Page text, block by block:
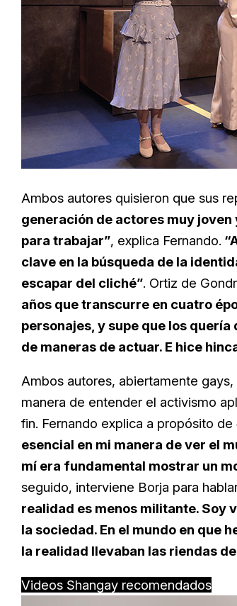
Ambos autores quisieron que sus
generación de actores muy
para trabajar”, explica Fernando.
clave en la búsqueda de la
escapar del cliché”. Ortiz de
años que transcurre en cuatro
personajes, y supe que los
de maneras de actuar. E hice
Ambos autores, abiertamente
manera de entender el activismo
fin. Fernando explica a propósito de
esencial en mi manera de ver el
mí era fundamental mostrar un
seguido, interviene Borja para
realidad es menos militante. Soy
la sociedad. En el mundo en que
la realidad llevaban las riendas
Videos Shangay recomendados